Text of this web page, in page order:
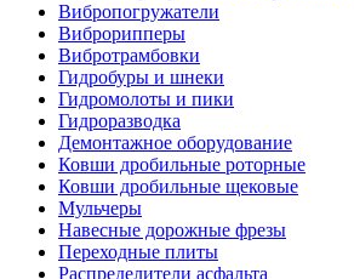
Вибропогружатели
Виброрипперы
Вибротрамбовки
Гидробуры и шнеки
Гидромолоты и пики
Гидроразводка
Демонтажное оборудование
Ковши дробильные роторные
Ковши дробильные щековые
Мульчеры
Навесные дорожные фрезы
Переходные плиты
Распределители асфальта